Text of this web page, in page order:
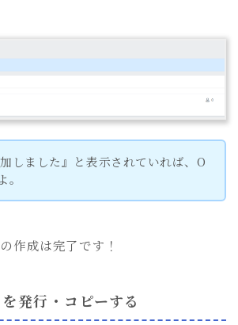
加しました』と表示されていれば、O
。
作成は完了です！
発行・コピーする